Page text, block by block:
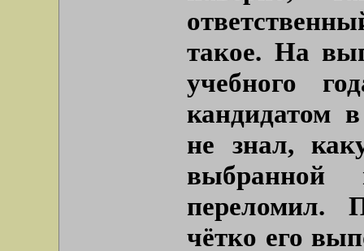
такое. На
учебного
кандидатом
не знал,
переломил.
чётко его